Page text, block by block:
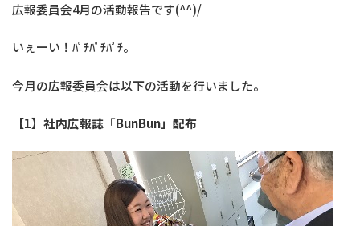
広報委員会4月の活動報告です(^^)/
いぇーい！ﾊﾟﾁﾊﾟﾁﾊﾟﾁ。
今月の広報委員会は以下の活動を行いました。
【1】社内広報誌「BunBun」配布